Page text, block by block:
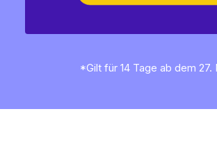
*Gilt für 14 Tage ab dem 27.